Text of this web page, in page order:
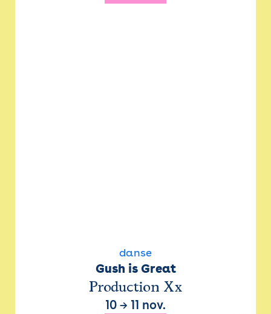
danse
Gush is Great
Production Xx
10 → 11 nov.